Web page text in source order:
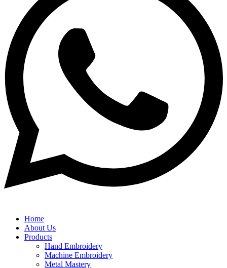
Home
About Us
Products
Hand Embroidery
Machine Embroidery
Metal Mastery